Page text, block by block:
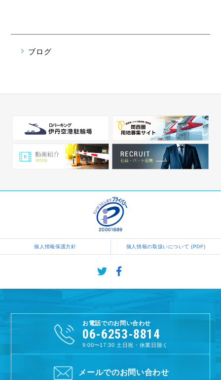
ブログ
個人情報保護方針 個人情報の取扱いについて (PDF)
お電話でのお問い合わせ
06-6253-8814
9:00〜17:30 土日祝・休業日除く
メールでのお問い合わせ